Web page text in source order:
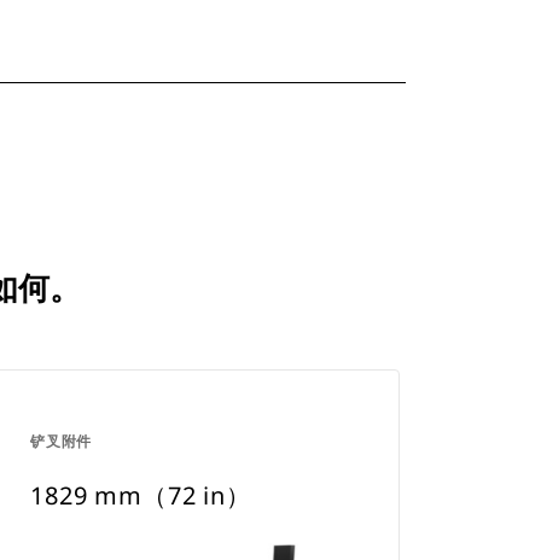
。
铲叉附件
1829 mm（72 in）